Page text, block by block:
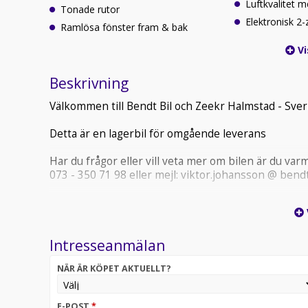
Tonade rutor
Ramlösa fönster fram & bak
Luftkvalitet
Elektronisk
Beskrivning
Välkommen till Bendt Bil och Zeekr Halmstad -
Detta är en lagerbil för omgående leverans
Har du frågor eller vill veta mer om bilen är du
073 - 350 71 98 eller mejl: viktor.johansson @
pendling och längre resor. Den bakhjulsdrivna
Modellen är utrustad med avancerade
funktioner en elbil som kombinerar räckvidd,
privat- och tjänstebilsförare.
Intresseanmälan
NÄR ÄR KÖPET AKTUELLT?